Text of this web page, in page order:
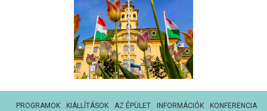
PROGRAMOK KIÁLLÍTÁSOK AZ ÉPÜLET INFORMÁCIÓK KONFERENCIA